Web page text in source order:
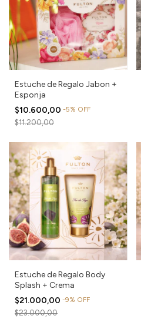
Estuche de Regalo Jabon +
Esponja
$10.600,00 -5% OFF
$11.200,00
Estuche de Regalo Body
Splash + Crema
$21.000,00 -9% OFF
$23.000,00